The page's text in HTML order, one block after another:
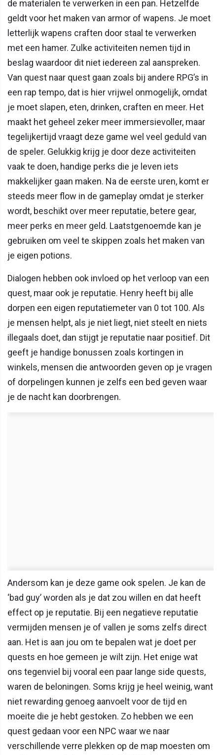
de materialen te verwerken in een pan. Hetzelfde
geldt voor het maken van armor of wapens. Je moet
letterlijk wapens craften door staal te verwerken
met een hamer. Zulke activiteiten nemen tijd in
beslag waardoor dit niet iedereen zal aanspreken.
Van quest naar quest gaan zoals bij andere RPG’s in
een rap tempo, dat is hier vrijwel onmogelijk, omdat
je moet slapen, eten, drinken, craften en meer. Het
maakt het geheel zeker meer immersievoller, maar
tegelijkertijd vraagt deze game wel veel geduld van
de speler. Gelukkig krijg je door deze activiteiten
vaak te doen, handige perks die je leven iets
makkelijker gaan maken. Na de eerste uren, komt er
steeds meer flow in de gameplay omdat je sterker
wordt, beschikt over meer reputatie, betere gear,
meer perks en meer geld. Laatstgenoemde kan je
gebruiken om veel te skippen zoals het maken van
je eigen potions.
Dialogen hebben ook invloed op het verloop van een
quest, maar ook je reputatie. Henry heeft bij alle
dorpen een eigen reputatiemeter van 0 tot 100. Als
je mensen helpt, als je niet liegt, niet steelt en niets
illegaals doet, dan stijgt je reputatie naar positief. Dit
geeft je handige bonussen zoals kortingen in
winkels, mensen die antwoorden geven op je vragen
of dorpelingen kunnen je zelfs een bed geven waar
je de nacht kan doorbrengen.
Andersom kan je deze game ook spelen. Je kan de
‘bad guy’ worden als je dat zou willen en dat heeft
effect op je reputatie. Bij een negatieve reputatie
vermijden mensen je of vallen je soms zelfs direct
aan. Het is aan jou om te bepalen wat je doet per
quests en hoe gemeen je wilt zijn. Het enige wat
ons tegenviel bij vooral een paar lange side quests,
waren de beloningen. Soms krijg je heel weinig, want
niet rewarding genoeg aanvoelt voor de tijd en
moeite die je hebt gestoken. Zo hebben we een
quest gedaan voor een NPC waar we naar
verschillende verre plekken op de map moesten om